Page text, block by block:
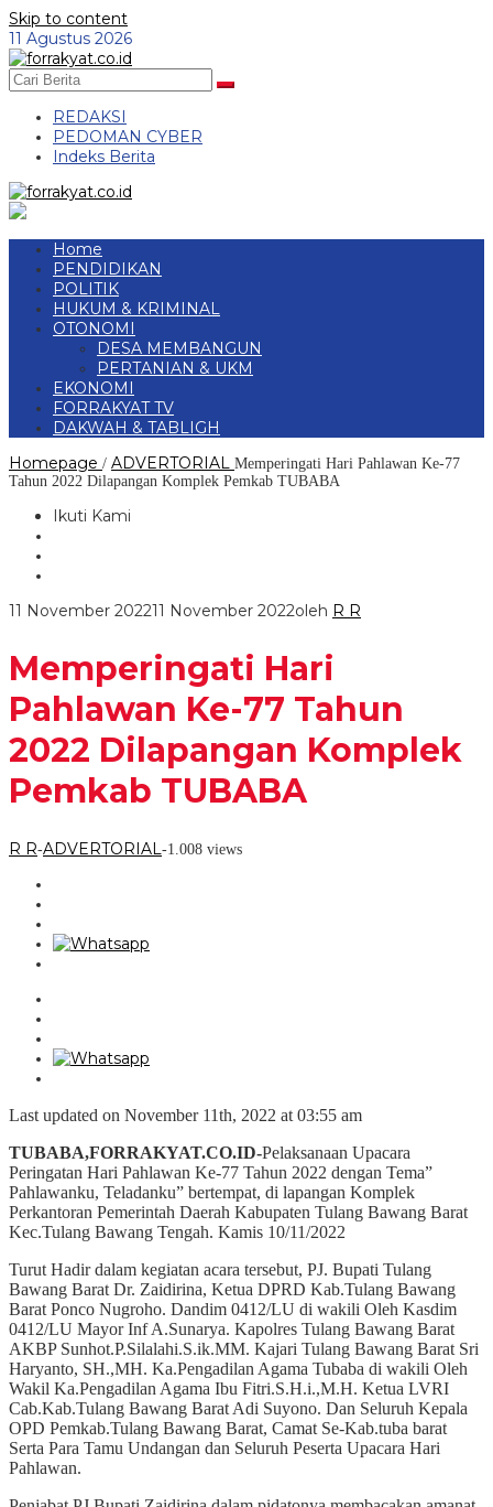
Skip to content
11 Agustus 2026
REDAKSI
PEDOMAN CYBER
Indeks Berita
Home
PENDIDIKAN
POLITIK
HUKUM & KRIMINAL
OTONOMI
DESA MEMBANGUN
PERTANIAN & UKM
EKONOMI
FORRAKYAT TV
DAKWAH & TABLIGH
Homepage / ADVERTORIAL Memperingati Hari Pahlawan Ke-77
Tahun 2022 Dilapangan Komplek Pemkab TUBABA
Ikuti Kami
11 November 202211 November 2022oleh R R
Memperingati Hari
Pahlawan Ke-77 Tahun
2022 Dilapangan Komplek
Pemkab TUBABA
R R-ADVERTORIAL-1.008 views
Last updated on November 11th, 2022 at 03:55 am
TUBABA,FORRAKYAT.CO.ID-Pelaksanaan Upacara
Peringatan Hari Pahlawan Ke-77 Tahun 2022 dengan Tema”
Pahlawanku, Teladanku” bertempat, di lapangan Komplek
Perkantoran Pemerintah Daerah Kabupaten Tulang Bawang Barat
Kec.Tulang Bawang Tengah. Kamis 10/11/2022
Turut Hadir dalam kegiatan acara tersebut, PJ. Bupati Tulang
Bawang Barat Dr. Zaidirina, Ketua DPRD Kab.Tulang Bawang
Barat Ponco Nugroho. Dandim 0412/LU di wakili Oleh Kasdim
0412/LU Mayor Inf A.Sunarya. Kapolres Tulang Bawang Barat
AKBP Sunhot.P.Silalahi.S.ik.MM. Kajari Tulang Bawang Barat Sri
Haryanto, SH.,MH. Ka.Pengadilan Agama Tubaba di wakili Oleh
Wakil Ka.Pengadilan Agama Ibu Fitri.S.H.i.,M.H. Ketua LVRI
Cab.Kab.Tulang Bawang Barat Adi Suyono. Dan Seluruh Kepala
OPD Pemkab.Tulang Bawang Barat, Camat Se-Kab.tuba barat
Serta Para Tamu Undangan dan Seluruh Peserta Upacara Hari
Pahlawan.